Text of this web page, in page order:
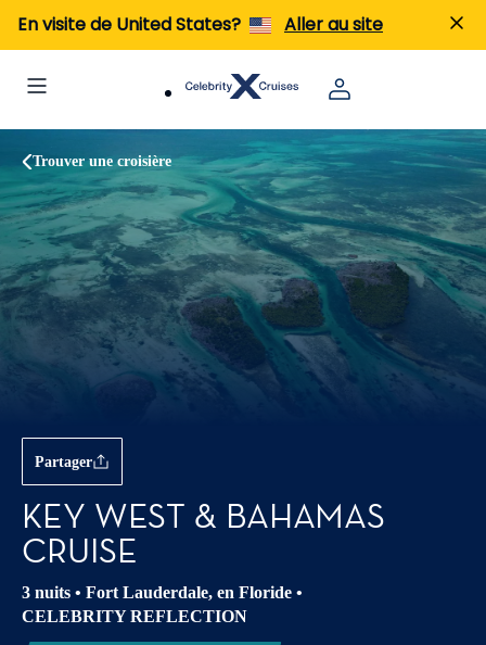
En visite de United States? Aller au site
Trouver une croisière
Partager
KEY WEST & BAHAMAS
CRUISE
3 nuits • Fort Lauderdale, en Floride •
CELEBRITY REFLECTION